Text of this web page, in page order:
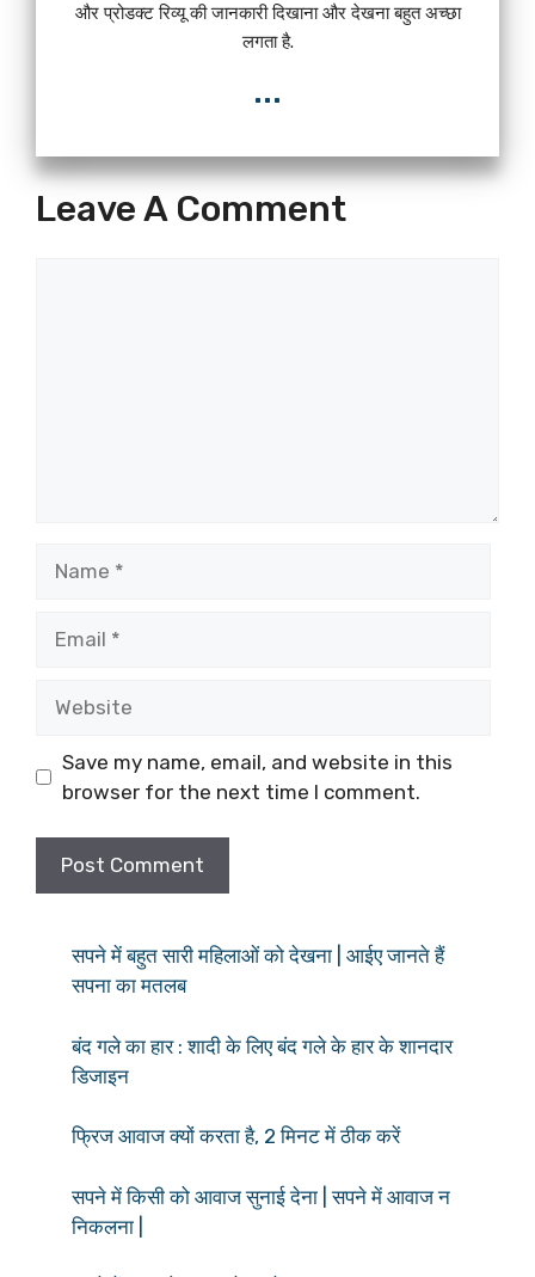
और प्रोडक्ट रिव्यू की जानकारी दिखाना और देखना बहुत अच्छा
लगता है.
...
Leave A Comment
Save my name, email, and website in this
browser for the next time I comment.
सपने में बहुत सारी महिलाओं को देखना | आईए जानते हैं
सपना का मतलब
बंद गले का हार : शादी के लिए बंद गले के हार के शानदार
डिजाइन
फ्रिज आवाज क्यों करता है, 2 मिनट में ठीक करें
सपने में किसी को आवाज सुनाई देना | सपने में आवाज न
निकलना |